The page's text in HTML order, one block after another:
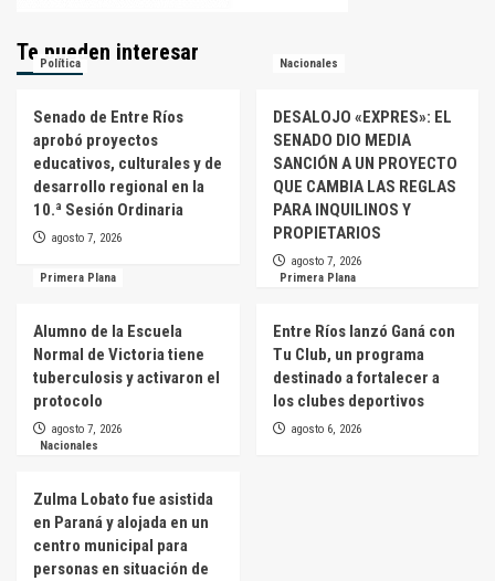
Te pueden interesar
Política
Senado de Entre Ríos
aprobó proyectos
educativos, culturales y de
desarrollo regional en la
10.ª Sesión Ordinaria
agosto 7, 2026
Nacionales
DESALOJO «EXPRES»: EL
SENADO DIO MEDIA
SANCIÓN A UN PROYECTO
QUE CAMBIA LAS REGLAS
PARA INQUILINOS Y
PROPIETARIOS
agosto 7, 2026
Primera Plana
Alumno de la Escuela
Normal de Victoria tiene
tuberculosis y activaron el
protocolo
agosto 7, 2026
Primera Plana
Entre Ríos lanzó Ganá con
Tu Club, un programa
destinado a fortalecer a
los clubes deportivos
agosto 6, 2026
Nacionales
Zulma Lobato fue asistida
en Paraná y alojada en un
centro municipal para
personas en situación de